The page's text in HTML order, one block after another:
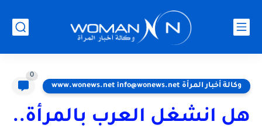
وكالة أخبار المرأة www.wonews.net info@wonews.net
0
هل انشغل العرب بالمرأة..